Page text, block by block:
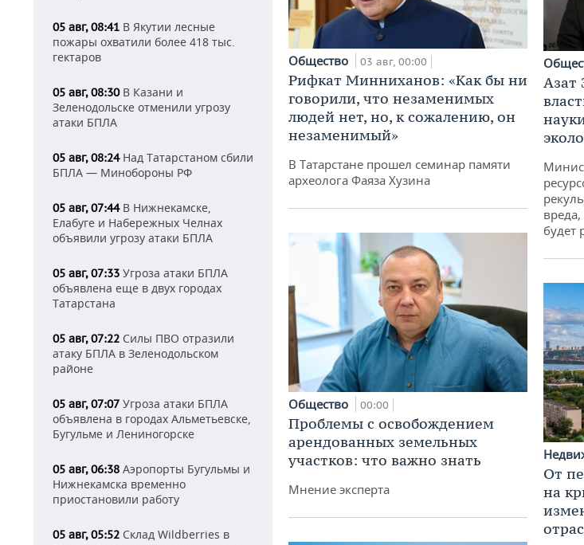
05 авг, 08:41 В Якутии лесные
пожары охватили более 418 тыс.
гектаров
05 авг, 08:30В Казани и
Зеленодольске отменили угрозу
атаки БПЛА
05 авг, 08:24Над Татарстаном сбили
БПЛА — Минобороны РФ
05 авг, 07:44В Нижнекамске,
Елабуге и Набережных Челнах
объявили угрозу атаки БПЛА
05 авг, 07:33 Угроза атаки БПЛА
объявлена еще в двух городах
Татарстана
05 авг, 07:22 Силы ПВО отразили
атаку БПЛА в Зеленодольском
районе
05 авг, 07:07 Угроза атаки БПЛА
объявлена в городах Альметьевске,
Бугульме и Лениногорске
05 авг, 06:38 Аэропорты Бугульмы и
Нижнекамска временно
приостановили работу
05 авг, 05:52 Склад Wildberries в
Общество 03 авг, 00:00
Рифкат Минниханов: «Как бы ни
говорили, что незаменимых
людей нет, но, к сожалению, он
незаменимый»
В Татарстане прошел семинар памяти
археолога Фаяза Хузина
Общество 00:00
Проблемы с освобождением
арендованных земельных
участков: что важно знать
Мнение эксперта
Азат
будет
От
на